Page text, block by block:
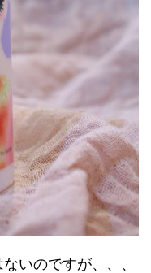
いのですが、、、